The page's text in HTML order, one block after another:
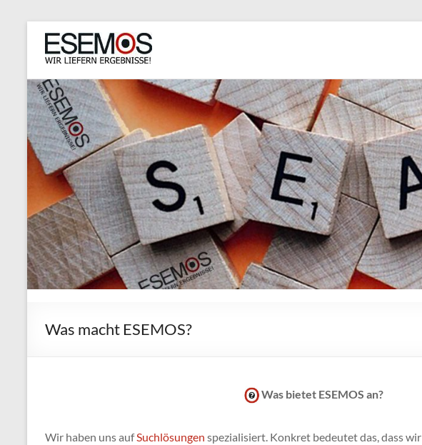
ESEMOS
GmbH
Just
another
WordPress
site
Was macht ESEMOS?
Was bietet ESEMOS an?
Wir haben uns aufSuchlösungen spezialisiert. Konkret bedeutet das, dass wir